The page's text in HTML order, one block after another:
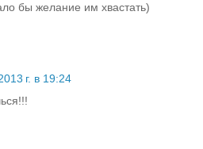
бы желание им хвастать)
г. в 19:24